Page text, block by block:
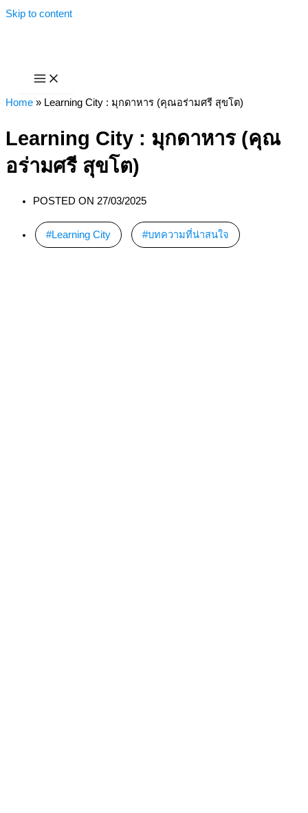
Skip to content
Home » Learning City : มุกดาหาร (คุณอร่ามศรี สุขโต)
Learning City : มุกดาหาร (คุณ
อร่ามศรี สุขโต)
POSTED ON 27/03/2025
Learning City บทความที่น่าสนใจ